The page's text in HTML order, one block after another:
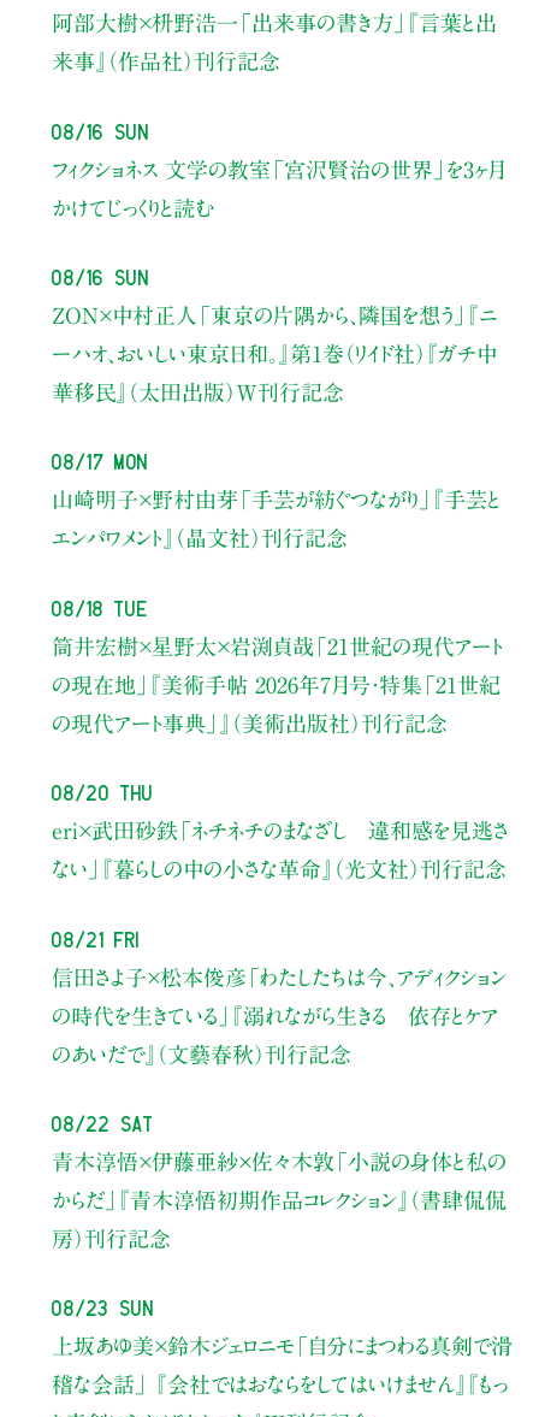
阿部大樹×枡野浩一 「出来事の書き方」
『言葉と出
来事』（作品社）刊行記念
08/16 Sun
フィクショネス 文学の教室 「宮沢賢治の世界」を3ヶ月
かけてじっくりと読む
08/16 Sun
ZON×中村正人 「東京の片隅から、隣国を想う」
『ニ
ーハオ、おいしい東京日和。』第1巻（リイド社） 『ガチ中
華移民』（太田出版）W刊行記念
08/17 Mon
山崎明子×野村由芽 「手芸が紡ぐつながり」
『手芸と
エンパワメント』（晶文社）刊行記念
08/18 Tue
筒井宏樹×星野太×岩渕貞哉 「21世紀の現代アート
の現在地」
『美術手帖 2026年7月号・特集「21世紀
の現代アート事典」』（美術出版社）刊行記念
08/20 Thu
eri×武田砂鉄「ネチネチのまなざし 違和感を見逃さ
ない」
『暮らしの中の小さな革命』（光文社）刊行記念
08/21 Fri
信田さよ子×松本俊彦 「わたしたちは今、アディクション
の時代を生きている」
『溺れながら生きる 依存とケア
のあいだで』（文藝春秋）刊行記念
08/22 Sat
青木淳悟×伊藤亜紗×佐々木敦 「小説の身体と私の
からだ」
『青木淳悟初期作品コレクション』（書肆侃侃
房）刊行記念
08/23 Sun
上坂あゆ美×鈴木ジェロニモ 「自分にまつわる真剣で滑
稽な会話」
『会社ではおならをしてはいけません』『もっ